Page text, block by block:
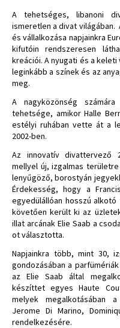
A tehetséges, libanoni
ismeretlen a divat
és vállalkozása napjainkra
kifutóin rendszeresen
kreációi. A nyugati és a
leginkább a színek és az
meg.
A nagyközönség
tehetsége, amikor Halle
estélyi ruhában vette át a
2002-ben.
Az innovatív divattervező
mellyel új, izgalmas
lenyűgöző, borostyán
Érdekesség, hogy a
egyedülállóan hosszú
követően került ki az
illat arcának Elie Saab a
ot választotta.
Napjainkra több, mint 30,
gondozásában a
az Elie Saab által
készíttet egyes Haute
melyek megalkotásában
Jerome Di Marino,
rendelkezésére.